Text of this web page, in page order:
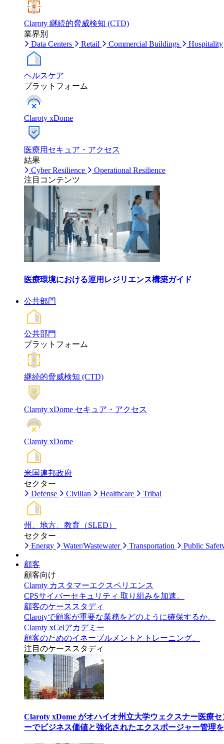
Claroty 継続的脅威検知 (CTD)
業界別
Data Centers
Retail Commercial Buildings Hospitality
ヘルスケア
プラットフォーム
Claroty xDome
医療用セキュア・アクセス
結果
Cyber Resilience
Operational Resilience
注目コンテンツ
医療環境における運用レジリエンス構築ガイド
公共部門
公共部門
プラットフォーム
継続的脅威検知 (CTD)
Claroty xDome セキュア・アクセス
Claroty xDome
米国連邦政府
セクター
Defense
Civilian Healthcare Tribal
州、地方、教育（SLED）
セクター
Energy
Water/Wastewater Transportation Public
顧客
顧客向け
Claroty カスタマーエクスペリエンス
CPSサイバーセキュリティ 取り組みを加速。
顧客のケーススタディ
Clarotyで顧客が重要な業務をどのように確保するか。
Claroty xCelアカデミー
顧客のためのイネーブルメントとトレーニング。
注目のケーススタディ
Claroty xDome がオハイオ州立大学ウェクスナー医療セ
ーでビジネス価値と強化されたエクスポージャー管理